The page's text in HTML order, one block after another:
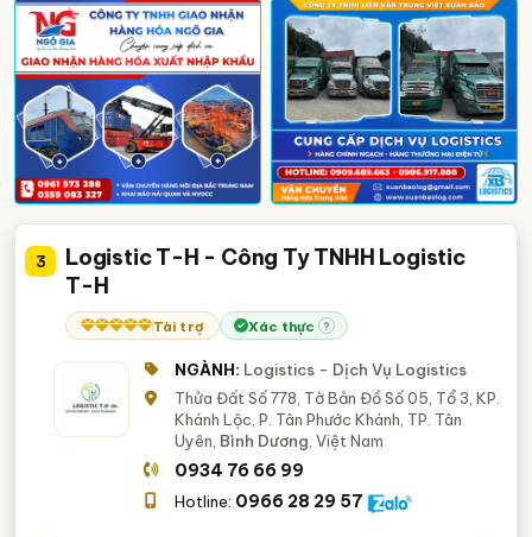
3
Logistic T-H - Công Ty TNHH Logistic
T-H
Tài trợ Xác thực ?
NGÀNH: Logistics - Dịch Vụ Logistics
Thửa Đất Số 778, Tờ Bản Đồ Số 05, Tổ 3, KP.
Khánh Lộc, P. Tân Phước Khánh, TP. Tân
Uyên, Bình Dương , Việt Nam
0934 76 66 99
Hotline: 0966 28 29 57